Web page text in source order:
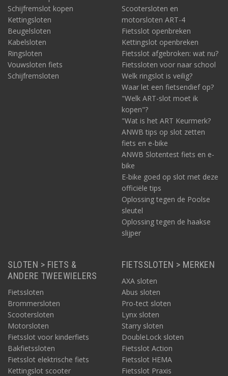
Schijfremslot kopen
Kettingsloten
Beugelsloten
Kabelsloten
Ringsloten
Vouwsloten fiets
Schijfremsloten
Scootersloten en
motorsloten ART-4
Fietsslot openbreken
Kettingslot openbreken
Fietsslot afgebroken: wat nu?
Fietssloten voor naar school
Welk ringslot is veilig?
Waar let een fietsendief op?
"Welk ART-slot moet ik
kopen"?
"Wat is het ART Keurmerk?
ANWB tips op slot zetten
fiets en e-bike
ANWB Slotentest fiets en e-
bike
E-bike goed op slot met deze
officiële tips
Oplossing tegen de Poolse
sleutel
Oplossing tegen de haakse
slijper
SLOTEN > FIETS &
ANDERE TWEEWIELERS
Fietssloten
Brommersloten
Scootersloten
Motorsloten
Fietsslot voor kinderfiets
Bakfietssloten
Fietsslot elektrische fiets
Kettingslot scooter
FIETSSLOTEN > MERKEN
AXA sloten
Abus sloten
Pro-tect sloten
Lynx sloten
Starry sloten
DoubleLock sloten
Fietsslot Action
Fietsslot HEMA
Fietsslot Praxis